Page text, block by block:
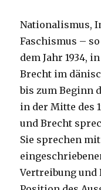
Nationalismus,
Faschismus –
dem Jahr 1934,
Brecht im
bis zum Beginn
in der Mitte des
und Brecht
Sie sprechen
Vertreibung und